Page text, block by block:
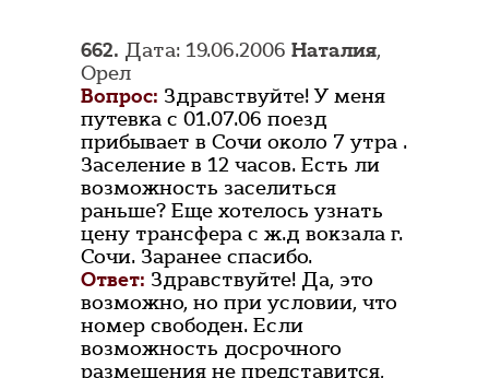
662. Дата: 19.06.2006 Наталия,
Орел
Вопрос: Здравствуйте! У меня
путевка с 01.07.06 поезд
прибывает в Сочи около 7 утра .
Заселение в 12 часов. Есть ли
возможность заселиться
раньше? Еще хотелось узнать
цену трансфера с ж.д вокзала г.
Сочи. Заранее спасибо.
Ответ: Здравствуйте! Да, это
возможно, но при условии, что
номер свободен. Если
возможность досрочного
размещения не представится,